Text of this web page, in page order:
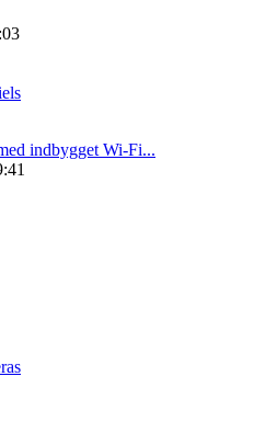
indbygget Wi-Fi...